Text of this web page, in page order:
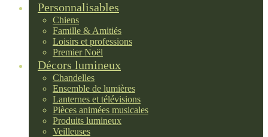
Personnalisables
Chiens
Famille & Amitiés
Loisirs et professions
Premier Noël
Décors lumineux
Chandelles
Ensemble de lumières
Lanternes et télévisions
Pièces animées musicales
Produits lumineux
Veilleuses